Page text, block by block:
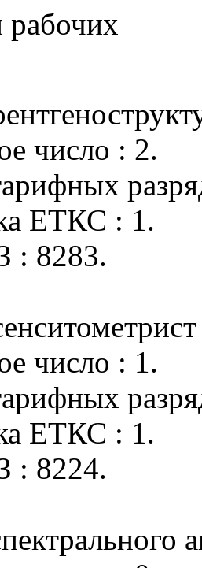
число : 2.
ЕТКС : 1.
: 8283.
число : 1.
ЕТКС : 1.
: 8224.